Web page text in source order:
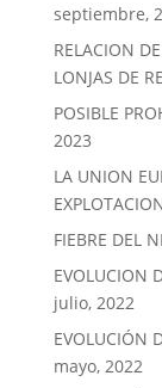
septiembre,
RELACION
LONJAS DE
POSIBLE
2023
LA UNION
FIEBRE DEL
EVOLUCION
julio, 2022
EVOLUCIÓN
mayo, 2022